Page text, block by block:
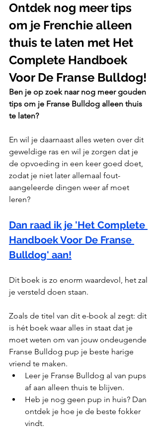
Ontdek nog meer tips
om je Frenchie alleen
thuis te laten met Het
Complete Handboek
Voor De Franse Bulldog!
Ben je op zoek naar nog meer gouden
tips om je Franse Bulldog alleen thuis
te laten?
En wil je daarnaast alles weten over dit
geweldige ras en wil je zorgen dat je
de opvoeding in een keer goed doet,
zodat je niet later allemaal fout-
aangeleerde dingen weer af moet
leren?
Dan raad ik je 'Het Complete
Handboek Voor De Franse
Bulldog' aan!
Dit boek is zo enorm waardevol, het zal
je versteld doen staan.
Zoals de titel van dit e-book al zegt: dit
is hét boek waar alles in staat dat je
moet weten om van jouw ondeugende
Franse Bulldog pup je beste harige
vriend te maken.
Leer je Franse Bulldog al van pups
af aan alleen thuis te blijven.
Heb je nog geen pup in huis? Dan
ontdek je hoe je de beste fokker
vindt.